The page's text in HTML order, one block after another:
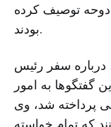
دوحه توصیف کرده
بودند.
درباره سفر رئیس
گفتگوها به امور
پرداخته شد، وی
که تمام خواسته